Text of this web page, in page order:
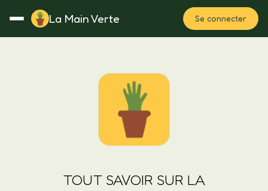
La Main Verte Se connecter
Notes Fertilisation
TOUT SAVOIR SUR LA